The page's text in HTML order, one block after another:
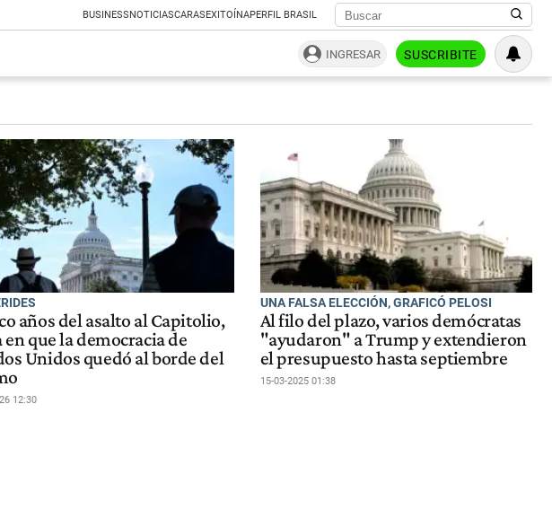
BUSINESSNOTICIASCARASEXITOÍNAPERFIL BRASIL
INGRESAR SUSCRIBITE
años del asalto al Capitolio,
en que la democracia de
Unidos quedó al borde del
12:30
UNA FALSA ELECCIÓN, GRAFICÓ PELOSI
Al filo del plazo, varios demócratas
"ayudaron" a Trump y extendieron
el presupuesto hasta septiembre
15-03-2025 01:38